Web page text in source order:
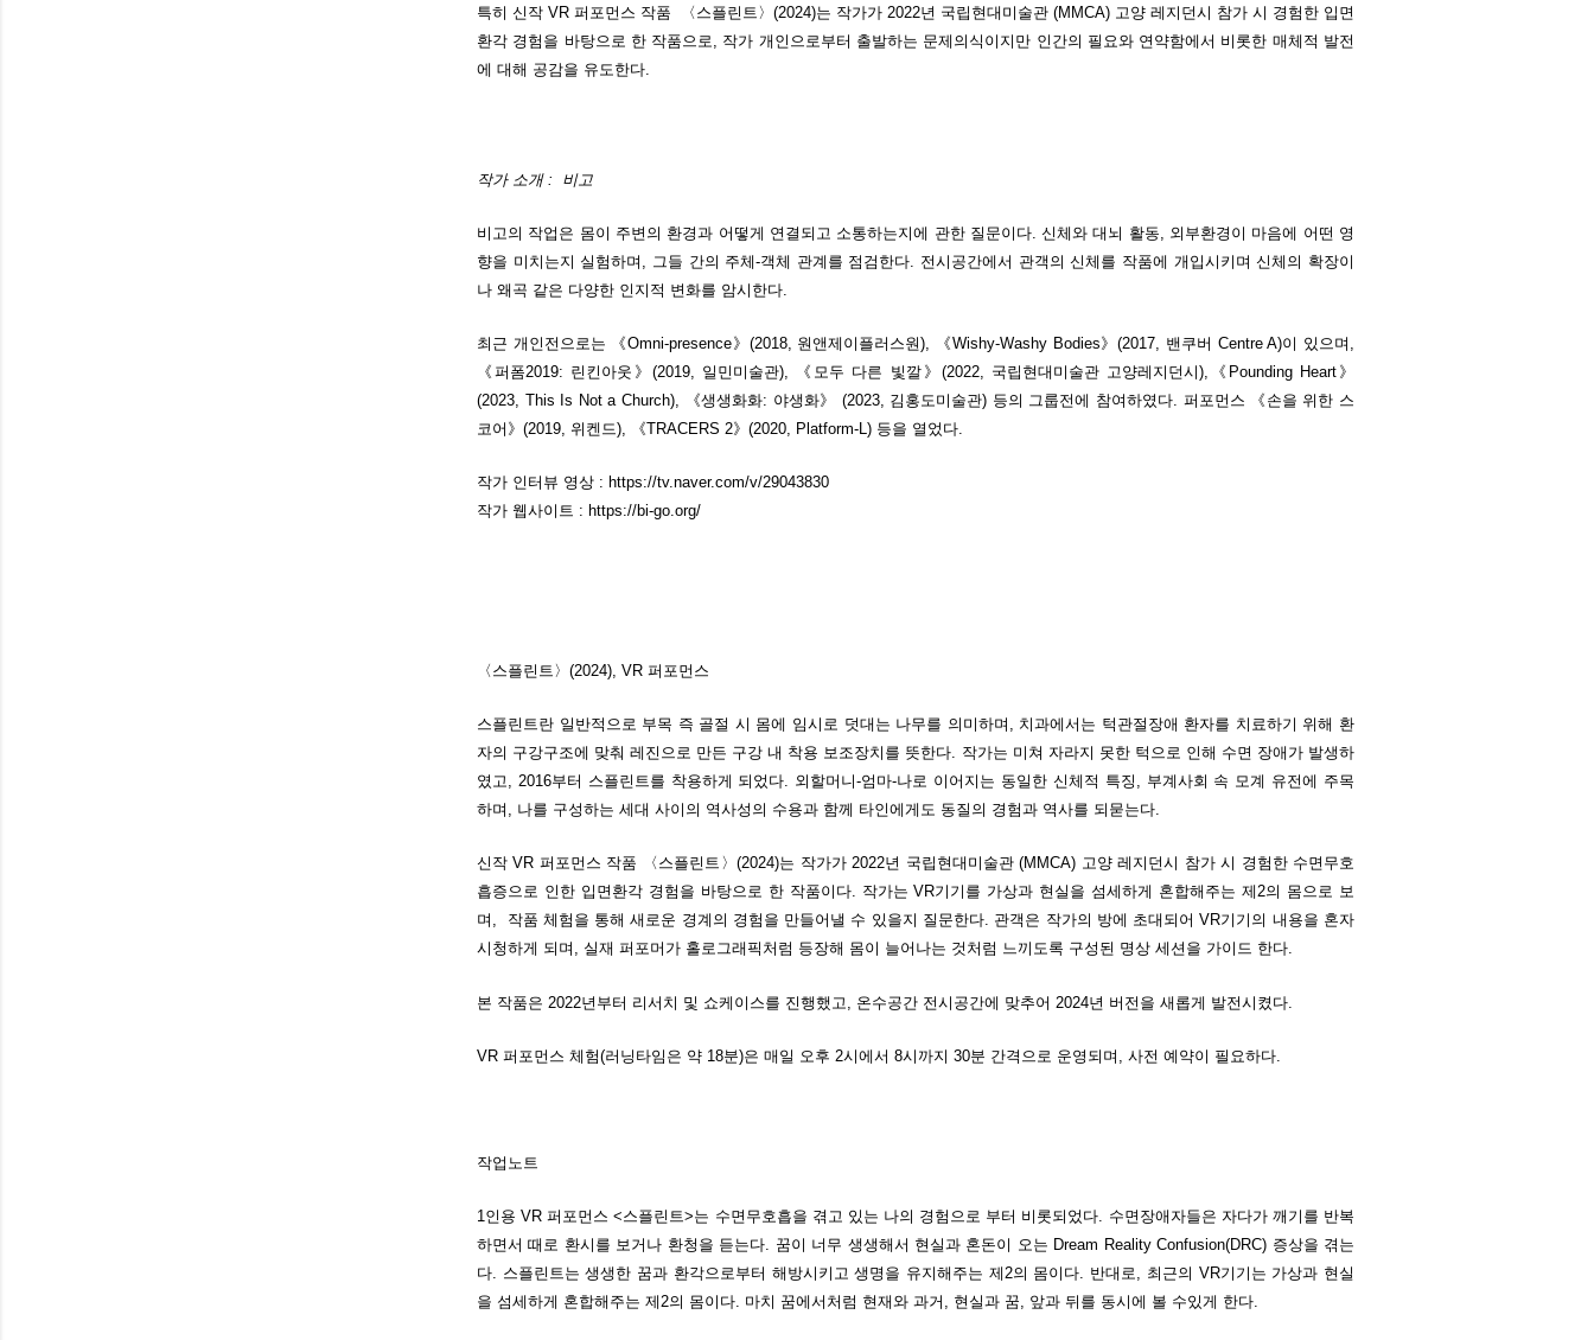
특히 신작 VR 퍼포먼스 작품 〈스플린트〉(2024)는 작가가 2022년 국립현대미술관 (MMCA) 고양 레지던시 참가 시 경험한 입면
환각 경험을 바탕으로 한 작품으로, 작가 개인으로부터 출발하는 문제의식이지만 인간의 필요와 연약함에서 비롯한 매체적 발전
에 대해 공감을 유도한다.
작가 소개 : 비고
비고의 작업은 몸이 주변의 환경과 어떻게 연결되고 소통하는지에 관한 질문이다. 신체와 대뇌 활동, 외부환경이 마음에 어떤 영
향을 미치는지 실험하며, 그들 간의 주체-객체 관계를 점검한다. 전시공간에서 관객의 신체를 작품에 개입시키며 신체의 확장이
나 왜곡 같은 다양한 인지적 변화를 암시한다.
최근 개인전으로는 《Omni-presence》(2018, 원앤제이플러스원), 《Wishy-Washy Bodies》(2017, 밴쿠버 Centre A)이 있으며,
《퍼폼2019: 린킨아웃》(2019, 일민미술관), 《모두 다른 빛깔》(2022, 국립현대미술관 고양레지던시),《Pounding Heart》
(2023, This Is Not a Church), 《생생화화: 야생화》 (2023, 김홍도미술관) 등의 그룹전에 참여하였다. 퍼포먼스 《손을 위한 스
코어》(2019, 위켄드), 《TRACERS 2》(2020, Platform-L) 등을 열었다.
작가 인터뷰 영상 : https://tv.naver.com/v/29043830
작가 웹사이트 : https://bi-go.org/
〈스플린트〉(2024), VR 퍼포먼스
스플린트란 일반적으로 부목 즉 골절 시 몸에 임시로 덧대는 나무를 의미하며, 치과에서는 턱관절장애 환자를 치료하기 위해 환
자의 구강구조에 맞춰 레진으로 만든 구강 내 착용 보조장치를 뜻한다. 작가는 미쳐 자라지 못한 턱으로 인해 수면 장애가 발생하
였고, 2016부터 스플린트를 착용하게 되었다. 외할머니-엄마-나로 이어지는 동일한 신체적 특징, 부계사회 속 모계 유전에 주목
하며, 나를 구성하는 세대 사이의 역사성의 수용과 함께 타인에게도 동질의 경험과 역사를 되묻는다.
신작 VR 퍼포먼스 작품 〈스플린트〉(2024)는 작가가 2022년 국립현대미술관 (MMCA) 고양 레지던시 참가 시 경험한 수면무호
흡증으로 인한 입면환각 경험을 바탕으로 한 작품이다. 작가는 VR기기를 가상과 현실을 섬세하게 혼합해주는 제2의 몸으로 보
며, 작품 체험을 통해 새로운 경계의 경험을 만들어낼 수 있을지 질문한다. 관객은 작가의 방에 초대되어 VR기기의 내용을 혼자
시청하게 되며, 실재 퍼포머가 홀로그래픽처럼 등장해 몸이 늘어나는 것처럼 느끼도록 구성된 명상 세션을 가이드 한다.
본 작품은 2022년부터 리서치 및 쇼케이스를 진행했고, 온수공간 전시공간에 맞추어 2024년 버전을 새롭게 발전시켰다.
VR 퍼포먼스 체험(러닝타임은 약 18분)은 매일 오후 2시에서 8시까지 30분 간격으로 운영되며, 사전 예약이 필요하다.
작업노트
1인용 VR 퍼포먼스 <스플린트>는 수면무호흡을 겪고 있는 나의 경험으로 부터 비롯되었다. 수면장애자들은 자다가 깨기를 반복
하면서 때로 환시를 보거나 환청을 듣는다. 꿈이 너무 생생해서 현실과 혼돈이 오는 Dream Reality Confusion(DRC) 증상을 겪는
다. 스플린트는 생생한 꿈과 환각으로부터 해방시키고 생명을 유지해주는 제2의 몸이다. 반대로, 최근의 VR기기는 가상과 현실
을 섬세하게 혼합해주는 제2의 몸이다. 마치 꿈에서처럼 현재와 과거, 현실과 꿈, 앞과 뒤를 동시에 볼 수있게 한다.